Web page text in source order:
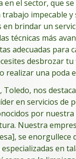
en el sector, que
impecable y
en brindar un
técnicas más
adecuadas para
desbrozar
realizar una poda
, Toledo, nos
en servicios de
por nuestra
Nuestra
se enorgullece
en